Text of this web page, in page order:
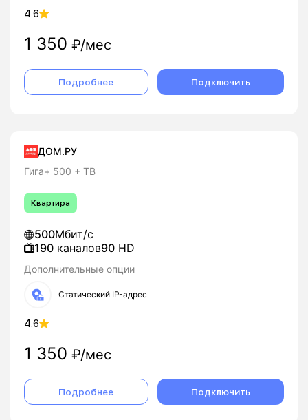
4.6
1 350 ₽/мес
Подробнее Подключить
ДОМ.РУ
Гига+ 500 + ТВ
Квартира
500Мбит/с
190 каналов90 HD
Дополнительные опции
Статический IP-адрес
4.6
1 350 ₽/мес
Подробнее Подключить